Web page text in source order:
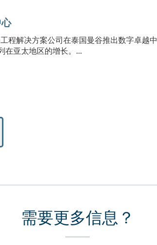
程解决方案公司在泰国曼谷推出数字卓越中
在亚太地区的增长。...
需要更多信息？